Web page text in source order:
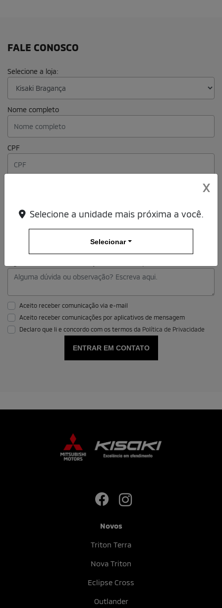
FALE CONOSCO
Selecione a loja:
Nome completo
CPF
Aceito receber comunicação via e-mail
Aceito receber comunicações por aplicativos de mensagem
Declaro que li e concordo com os termos da Política de Privacidade
ENTRAR EM CONTATO
Novos
Triton Terra
Nova Triton
Eclipse Cross
Outlander
X
Selecione a unidade mais próxima a você.
Selecionar